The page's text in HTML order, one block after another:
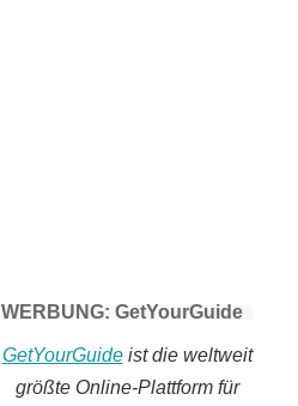
WERBUNG: GetYourGuide
GetYourGuideist die weltweit
größte Online-Plattform für